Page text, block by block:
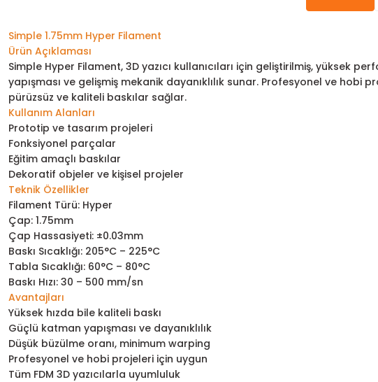
Simple 1.75mm Hyper Filament
Ürün Açıklaması
Simple Hyper Filament, 3D yazıcı kullanıcıları için geliştirilmiş, yüksek
yapışması ve gelişmiş mekanik dayanıklılık sunar. Profesyonel ve
pürüzsüz ve kaliteli baskılar sağlar.
Kullanım Alanları
Prototip ve tasarım projeleri
Fonksiyonel parçalar
Eğitim amaçlı baskılar
Dekoratif objeler ve kişisel projeler
Teknik Özellikler
Filament Türü: Hyper
Çap: 1.75mm
Çap Hassasiyeti: ±0.03mm
Baskı Sıcaklığı: 205°C – 225°C
Tabla Sıcaklığı: 60°C – 80°C
Baskı Hızı: 30 – 500 mm/sn
Avantajları
Yüksek hızda bile kaliteli baskı
Güçlü katman yapışması ve dayanıklılık
Düşük büzülme oranı, minimum warping
Profesyonel ve hobi projeleri için uygun
Tüm FDM 3D yazıcılarla uyumluluk